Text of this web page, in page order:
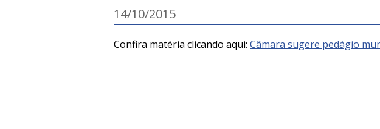
14/10/2015
Confira matéria clicando aqui: Câmara sugere pedágio